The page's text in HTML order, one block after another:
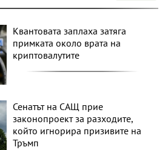
Квантовата заплаха затяга
примката около врата на
криптовалутите
Сенатът на САЩ прие
законопроект за разходите,
който игнорира призивите на
Тръмп